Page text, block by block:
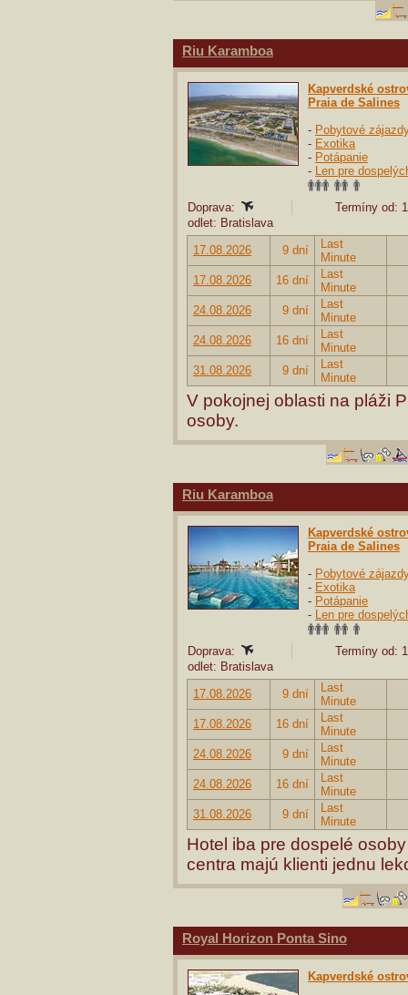
Riu Karamboa
Kapverdské
Praia de Salines
- Pobytové
- Exotika
- Potápanie
- Len pre
Doprava:
Termíny od:
odlet: Bratislava
17.08.2026
9 dní
Last
Minute
17.08.2026
16 dní
Last
Minute
24.08.2026
9 dní
Last
Minute
24.08.2026
16 dní
Last
Minute
31.08.2026
9 dní
Last
Minute
V pokojnej oblasti na pláži
osoby.
Riu Karamboa
Kapverdské
Praia de Salines
- Pobytové
- Exotika
- Potápanie
- Len pre
Doprava:
Termíny od:
odlet: Bratislava
17.08.2026
9 dní
Last
Minute
17.08.2026
16 dní
Last
Minute
24.08.2026
9 dní
Last
Minute
24.08.2026
16 dní
Last
Minute
31.08.2026
9 dní
Last
Minute
Hotel iba pre dospelé
centra majú klienti jednu
Royal Horizon Ponta Sino
Kapverdské